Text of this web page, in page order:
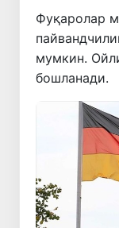
Фуқаролар
мумкин.
бошланади.